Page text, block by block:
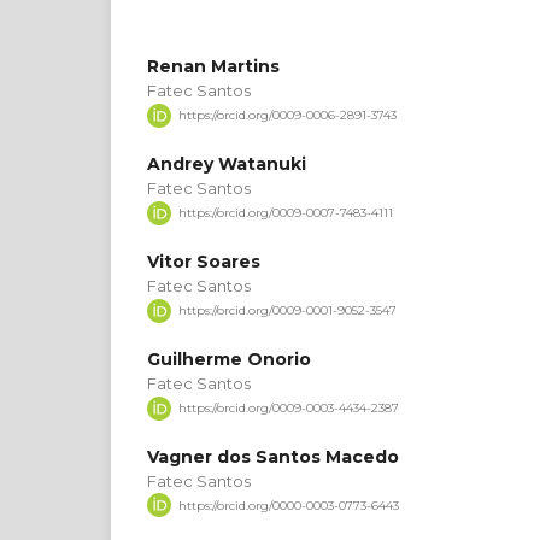
Renan Martins
Fatec Santos
https://orcid.org/0009-0006-2891-3743
Andrey Watanuki
Fatec Santos
https://orcid.org/0009-0007-7483-4111
Vitor Soares
Fatec Santos
https://orcid.org/0009-0001-9052-3547
Guilherme Onorio
Fatec Santos
https://orcid.org/0009-0003-4434-2387
Vagner dos Santos Macedo
Fatec Santos
https://orcid.org/0000-0003-0773-6443